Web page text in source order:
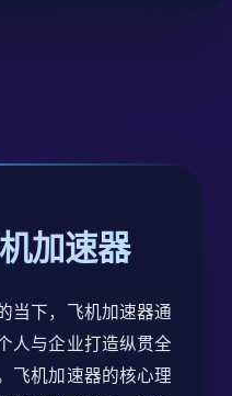
加速器
当下，飞机加速器通
人与企业打造纵贯全
飞机加速器的核心理